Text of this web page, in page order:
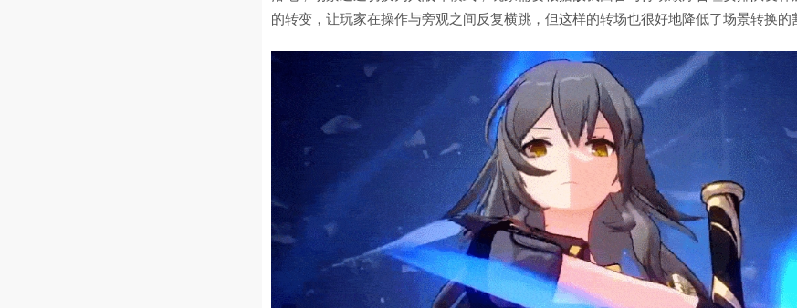
的转变，让玩家在操作与旁观之间反复横跳，但这样的转场也很好地降低了场景转换的